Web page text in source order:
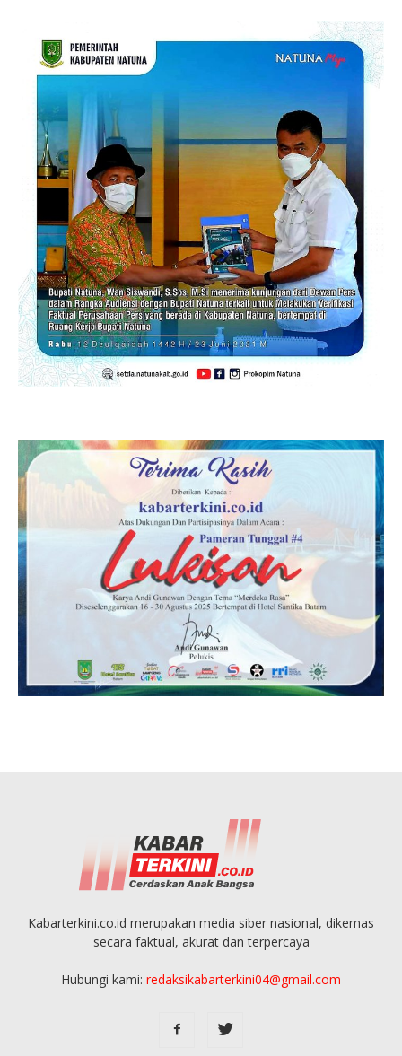
Kabarterkini.co.id merupakan media siber nasional, dikemas
secara faktual, akurat dan terpercaya
Hubungi kami: redaksikabarterkini04@gmail.com